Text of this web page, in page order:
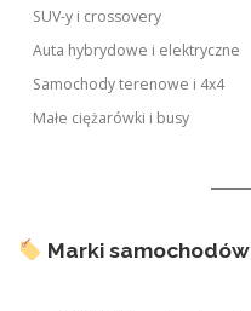
SUV-y i crossovery
Auta hybrydowe i elektryczne
Samochody terenowe i 4x4
Małe ciężarówki i busy
Marki samochodów